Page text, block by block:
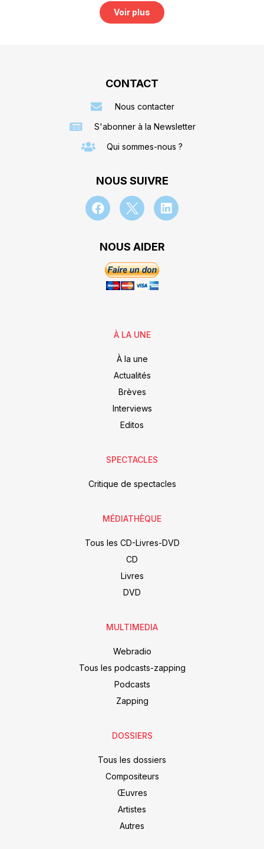
Voir plus
CONTACT
Nous contacter
S'abonner à la Newsletter
Qui sommes-nous ?
NOUS SUIVRE
NOUS AIDER
À LA UNE
À la une
Actualités
Brèves
Interviews
Editos
SPECTACLES
Critique de spectacles
MÉDIATHÈQUE
Tous les CD-Livres-DVD
CD
Livres
DVD
MULTIMEDIA
Webradio
Tous les podcasts-zapping
Podcasts
Zapping
DOSSIERS
Tous les dossiers
Compositeurs
Œuvres
Artistes
Autres